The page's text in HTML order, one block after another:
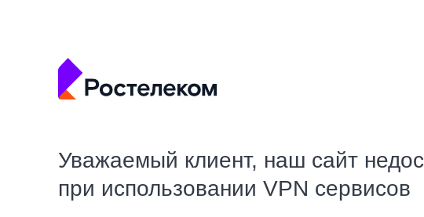
Уважаемый клиент, наш сайт
при использовании VPN сервисов